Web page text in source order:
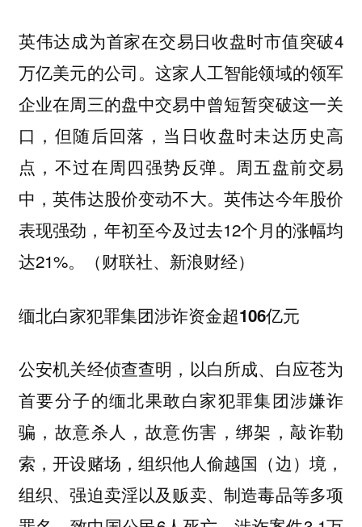
英伟达成为首家在交易日收盘时市值突破4
万亿美元的公司。这家人工智能领域的领军
企业在周三的盘中交易中曾短暂突破这一关
口，但随后回落，当日收盘时未达历史高
点，不过在周四强势反弹。周五盘前交易
中，英伟达股价变动不大。英伟达今年股价
表现强劲，年初至今及过去12个月的涨幅均
达21%。（财联社、新浪财经）
缅北白家犯罪集团涉诈资金超106亿元
公安机关经侦查查明，以白所成、白应苍为
首要分子的缅北果敢白家犯罪集团涉嫌诈
骗，故意杀人，故意伤害，绑架，敲诈勒
索，开设赌场，组织他人偷越国（边）境，
组织、强迫卖淫以及贩卖、制造毒品等多项